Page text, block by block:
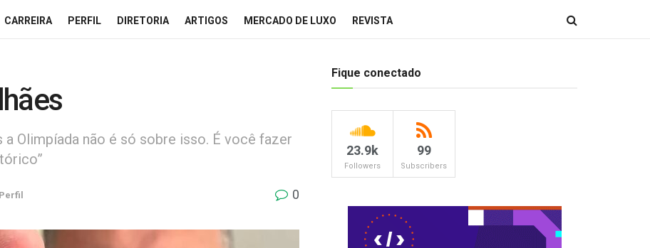
CARREIRA PERFIL DIRETORIA ARTIGOS MERCADO DE LUXO REVISTA
a Olimpíada não é só sobre isso. É você fazer
Perfil 0
Fique conectado
23.9k
Followers
99
Subscribers